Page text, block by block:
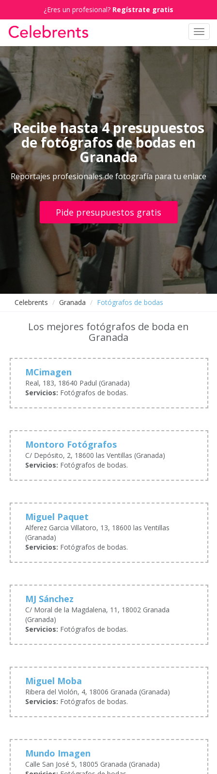
¿Eres un profesional? Regístrate gratis
Recibe hasta 4 presupuestos
de fotógrafos de bodas en
Granada
Reportajes profesionales de fotografía para tu enlace
Pide presupuestos gratis
Celebrents Granada Fotógrafos de bodas
Los mejores fotógrafos de boda en
Granada
MCimagen
Real, 183, 18640 Padul (Granada)
Servicios: Fotógrafos de bodas.
Montoro Fotógrafos
C/ Depósito, 2, 18600 las Ventillas (Granada)
Servicios: Fotógrafos de bodas.
Miguel Paquet
Alferez Garcia Villatoro, 13, 18600 las Ventillas
(Granada)
Servicios: Fotógrafos de bodas.
MJ Sánchez
C/ Moral de la Magdalena, 11, 18002 Granada
(Granada)
Servicios: Fotógrafos de bodas.
Miguel Moba
Ribera del Violón, 4, 18006 Granada (Granada)
Servicios: Fotógrafos de bodas.
Mundo Imagen
Calle San José 5, 18005 Granada (Granada)